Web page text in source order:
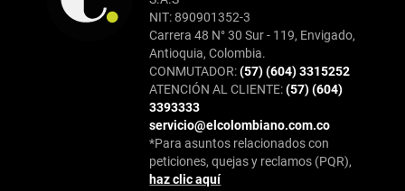
NIT: 890901352-3
Carrera 48 N° 30 Sur - 119, Envigado,
Antioquia, Colombia.
CONMUTADOR:(57) (604) 3315252
ATENCIÓN AL CLIENTE:(57) (604)
3393333
servicio@elcolombiano.com.co
*Para asuntos relacionados con
peticiones, quejas y reclamos (PQR),
haz clic aquí